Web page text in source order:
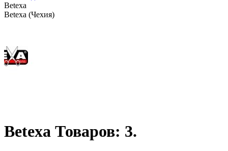
Betexa
Betexa (Чехия)
Betexa Товаров: 3.